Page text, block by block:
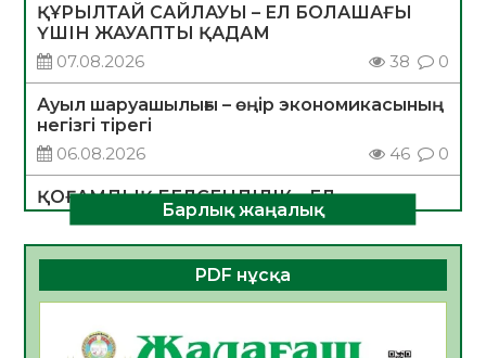
ҚҰРЫЛТАЙ САЙЛАУЫ – ЕЛ БОЛАШАҒЫ
ҮШІН ЖАУАПТЫ ҚАДАМ
07.08.2026
38 0
Ауыл шаруашылығы – өңір экономикасының
негізгі тірегі
06.08.2026
46 0
ҚОҒАМДЫҚ БЕЛСЕНДІЛІК – ЕЛ
ДАМУЫНЫҢ НЕГІЗІ
06.08.2026
44 0
ҚҰРЫЛТАЙ САЙЛАУЫ – БОЛАШАҚҚА
БАСТАР ЖАУАПТЫ ТАҢДАУ
06.08.2026
Барлық жаңалық
PDF нұсқа